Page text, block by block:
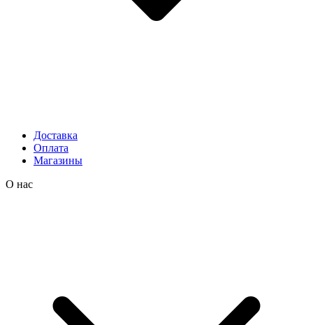
Доставка
Оплата
Магазины
О нас